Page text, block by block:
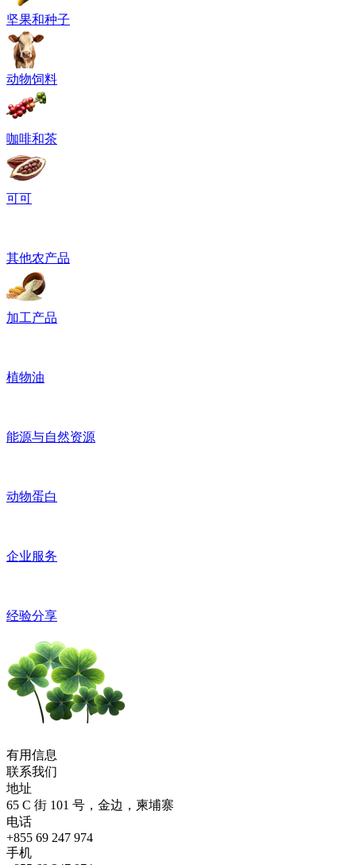
坚果和种子
动物饲料
咖啡和茶
可可
其他农产品
加工产品
植物油
能源与自然资源
动物蛋白
企业服务
经验分享
有用信息
联系我们
地址
65 C 街 101 号，金边，柬埔寨
电话
+855 69 247 974
手机